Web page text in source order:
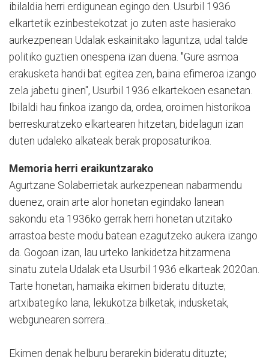
ibilaldia herri erdigunean egingo den. Usurbil 1936
elkartetik ezinbestekotzat jo zuten aste hasierako
aurkezpenean Udalak eskainitako laguntza, udal talde
politiko guztien onespena izan duena. "Gure asmoa
erakusketa handi bat egitea zen, baina efimeroa izango
zela jabetu ginen", Usurbil 1936 elkartekoen esanetan.
Ibilaldi hau finkoa izango da, ordea, oroimen historikoa
berreskuratzeko elkartearen hitzetan, bidelagun izan
duten udaleko alkateak berak proposaturikoa.
Memoria herri eraikuntzarako
Agurtzane Solaberrietak aurkezpenean nabarmendu
duenez, orain arte alor honetan egindako lanean
sakondu eta 1936ko gerrak herri honetan utzitako
arrastoa beste modu batean ezagutzeko aukera izango
da. Gogoan izan, lau urteko lankidetza hitzarmena
sinatu zutela Udalak eta Usurbil 1936 elkarteak 2020an.
Tarte honetan, hamaika ekimen bideratu dituzte;
artxibategiko lana, lekukotza bilketak, indusketak,
webgunearen sorrera...
Ekimen denak helburu berarekin bideratu dituzte;